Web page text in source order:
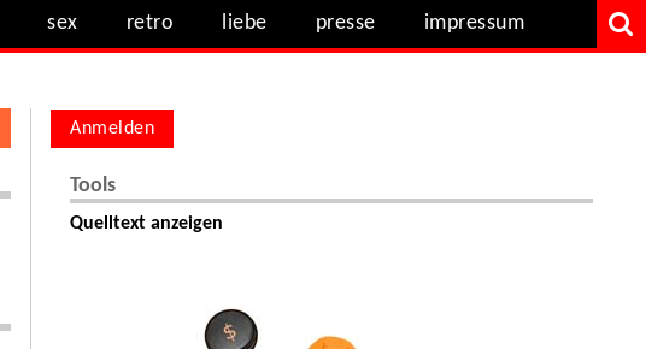
sex retro liebe presse impressum
Anmelden
Tools
Quelltext anzeigen